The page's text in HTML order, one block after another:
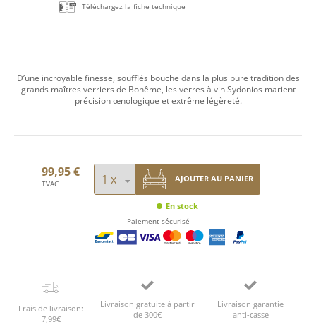
Téléchargez la fiche technique
D’une incroyable finesse, soufflés bouche dans la plus pure tradition des
grands maîtres verriers de Bohême, les verres à vin Sydonios marient
précision œnologique et extrême légèreté.
99,95 €
TVAC
AJOUTER AU PANIER
En stock
Paiement sécurisé
Frais de livraison:
7,99€
Livraison gratuite à partir
de 300€
Livraison garantie
anti-casse